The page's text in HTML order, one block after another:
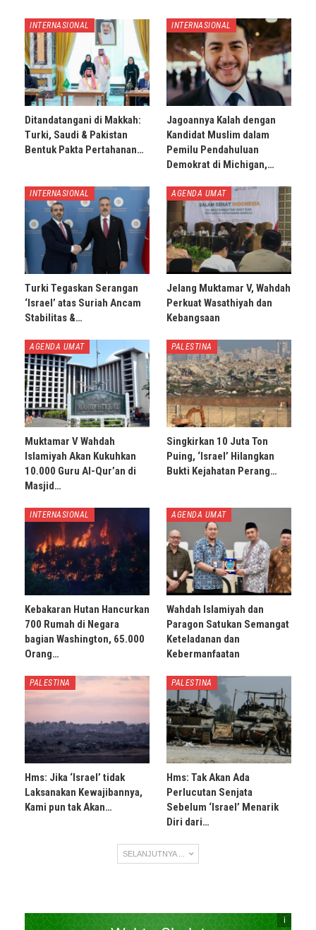
INTERNASIONAL
Ditandatangani di Makkah:
Turki, Saudi & Pakistan
Bentuk Pakta Pertahanan…
INTERNASIONAL
Jagoannya Kalah dengan
Kandidat Muslim dalam
Pemilu Pendahuluan
Demokrat di Michigan,…
INTERNASIONAL
Turki Tegaskan Serangan
‘Israel’ atas Suriah Ancam
Stabilitas &…
AGENDA UMAT
Jelang Muktamar V, Wahdah
Perkuat Wasathiyah dan
Kebangsaan
AGENDA UMAT
Muktamar V Wahdah
Islamiyah Akan Kukuhkan
10.000 Guru Al-Qur’an di
Masjid…
PALESTINA
Singkirkan 10 Juta Ton
Puing, ‘Israel’ Hilangkan
Bukti Kejahatan Perang…
INTERNASIONAL
Kebakaran Hutan Hancurkan
700 Rumah di Negara
bagian Washington, 65.000
Orang…
AGENDA UMAT
Wahdah Islamiyah dan
Paragon Satukan Semangat
Keteladanan dan
Kebermanfaatan
PALESTINA
Hms: Jika ‘Israel’ tidak
Laksanakan Kewajibannya,
Kami pun tak Akan…
PALESTINA
Hms: Tak Akan Ada
Perlucutan Senjata
Sebelum ‘Israel’ Menarik
Diri dari…
SELANJUTNYA ...